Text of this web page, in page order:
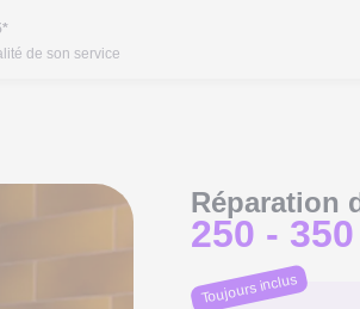
de son service
Réparation
250 -
Toujours inclus